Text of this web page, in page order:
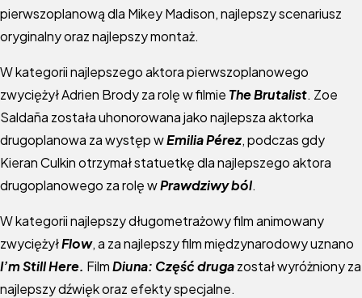
pierwszoplanową dla Mikey Madison, najlepszy scenariusz
oryginalny oraz najlepszy montaż.
W kategorii najlepszego aktora pierwszoplanowego
zwyciężył Adrien Brody za rolę w filmie The Brutalist. Zoe
Saldaña została uhonorowana jako najlepsza aktorka
drugoplanowa za występ wEmilia Pérez, podczas gdy
Kieran Culkin otrzymał statuetkę dla najlepszego aktora
drugoplanowego za rolę wPrawdziwy ból.
W kategorii najlepszy długometrażowy film animowany
zwyciężyłFlow, a za najlepszy film międzynarodowy uznano
I’m Still Here. FilmDiuna: Część drugazostał wyróżniony za
najlepszy dźwięk oraz efekty specjalne.